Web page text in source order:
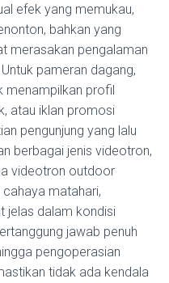
efek yang memukau,
bahkan yang
merasakan pengalaman
pameran dagang,
menampilkan profil
atau iklan promosi
pengunjung yang lalu
berbagai jenis videotron,
videotron outdoor
matahari,
jelas dalam kondisi
jawab penuh
pengoperasian
tidak ada kendala